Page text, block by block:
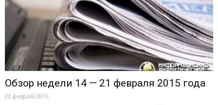
Обзор недели 14 — 21 февраля 2015 года
23 февраля 2015